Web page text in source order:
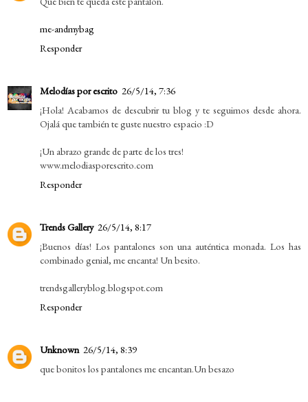
me-andmybag
Responder
Melodías por escrito 26/5/14, 7:36
¡Hola! Acabamos de descubrir tu blog y te seguimos desde ahora.
Ojalá que también te guste nuestro espacio :D
¡Un abrazo grande de parte de los tres!
www.melodiasporescrito.com
Responder
Trends Gallery 26/5/14, 8:17
¡Buenos días! Los pantalones son una auténtica monada. Los has
combinado genial, me encanta! Un besito.
trendsgalleryblog.blogspot.com
Responder
Unknown 26/5/14, 8:39
que bonitos los pantalones me encantan.Un besazo